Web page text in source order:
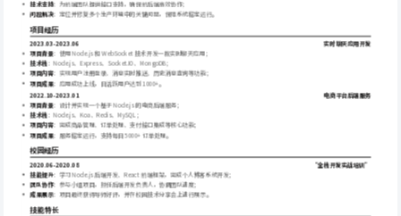
技术支持：为前端团队提供接口支持，确保前后端高效协作；
问题解决：定位并修复多个生产环境中的关键问题，保障系统稳定运行。
项目经历
2023.03-2023.06
实时聊天应用开发
项目背景：使用 Node.js 和 WebSocket 技术开发一款实时聊天应用；
技术栈：Node.js、Express、Socket.IO、MongoDB；
项目内容：实现用户注册登录、消息实时推送、历史消息查询等功能；
项目成果：应用成功上线，日活跃用户达到 1000+。
2022.10-2023.01
电商平台后端服务
项目背景：设计并实现一个基于 Node.js 的电商后端服务；
技术栈：Node.js、Koa、Redis、MySQL；
项目内容：完成商品管理、订单处理、支付接口集成等核心功能；
项目成果：服务稳定运行，支持每日 5000+ 订单处理。
校园经历
2020.06-2020.08
“全栈开发实战培训”
技能提升：学习 Node.js 后端开发、React 前端框架，完成个人博客系统开发；
团队协作：参与小组项目，担任后端开发负责人，协调团队进度；
成果展示：项目最终获得导师好评，并在校园技术分享会上进行展示。
技能特长